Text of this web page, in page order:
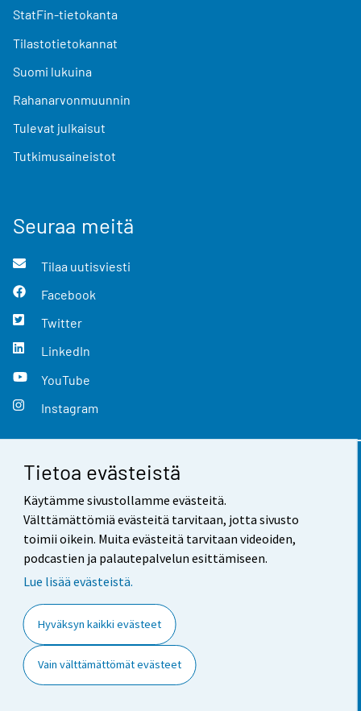
Tietoa evästeistä
Käytämme sivustollamme evästeitä.
Välttämättömiä evästeitä tarvitaan, jotta sivusto
toimii oikein. Muita evästeitä tarvitaan videoiden,
podcastien ja palautepalvelun esittämiseen.
Lue lisää evästeistä.
Hyväksyn kaikki evästeet
Vain välttämättömät evästeet
StatFin-tietokanta
Tilastotietokannat
Suomi lukuina
Rahanarvonmuunnin
Tulevat julkaisut
Tutkimusaineistot
Seuraa meitä
Tilaa uutisviesti
Facebook
Twitter
LinkedIn
YouTube
Instagram
Yhteystiedot
Palaute
Käyttöehdot
Saavutettavuus
Tietoa sivustosta
Evästeasetukset